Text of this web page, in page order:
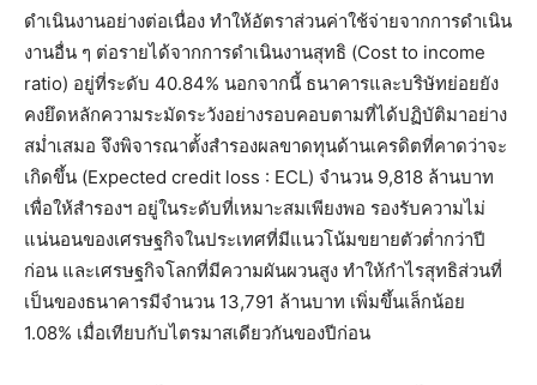
ดำเนินงานอย่างต่อเนื่อง ทำให้อัตราส่วนค่าใช้จ่ายจากการดำเนิน
งานอื่น ๆ ต่อรายได้จากการดำเนินงานสุทธิ (Cost to income
ratio) อยู่ที่ระดับ 40.84% นอกจากนี้ ธนาคารและบริษัทย่อยยัง
คงยึดหลักความระมัดระวังอย่างรอบคอบตามที่ได้ปฏิบัติมาอย่าง
สม่ำเสมอ จึงพิจารณาตั้งสำรองผลขาดทุนด้านเครดิตที่คาดว่าจะ
เกิดขึ้น (Expected credit loss : ECL) จำนวน 9,818 ล้านบาท
เพื่อให้สำรองฯ อยู่ในระดับที่เหมาะสมเพียงพอ รองรับความไม่
แน่นอนของเศรษฐกิจในประเทศที่มีแนวโน้มขยายตัวต่ำกว่าปี
ก่อน และเศรษฐกิจโลกที่มีความผันผวนสูง ทำให้กำไรสุทธิส่วนที่
เป็นของธนาคารมีจำนวน 13,791 ล้านบาท เพิ่มขึ้นเล็กน้อย
1.08% เมื่อเทียบกับไตรมาสเดียวกันของปีก่อน